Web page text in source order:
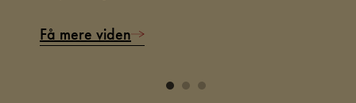
Få mere viden